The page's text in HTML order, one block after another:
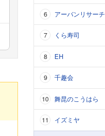
アーバンリサーチ
くら寿司
EH
千趣会
舞昆のこうはら
イズミヤ